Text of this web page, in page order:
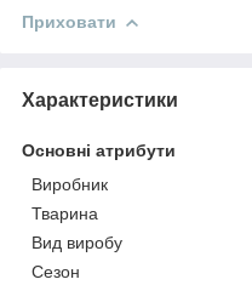
Приховати
Характеристики
Основні атрибути
Виробник
Тварина
Вид виробу
Сезон